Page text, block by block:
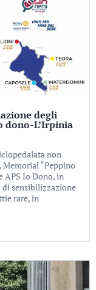
degli
dono-L’Irpinia
non
Memorial “Peppino
APS Io Dono, in
di sensibilizzazione
rare, in